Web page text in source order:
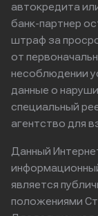
автокредита
банк-партнер
штраф за
от
несоблюдении
данные о
специальный
агентство для
Данный
является
положениями